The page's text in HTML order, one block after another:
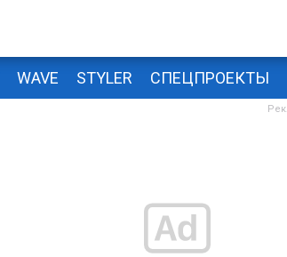
WAVE STYLER СПЕЦПРОЕКТЫ